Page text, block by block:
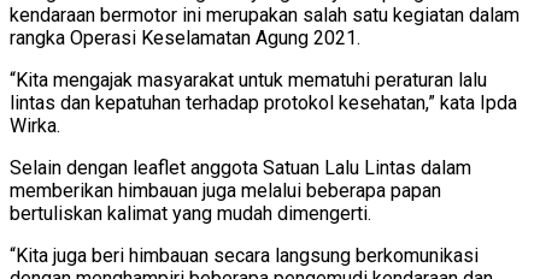
kendaraan bermotor ini merupakan salah satu kegiatan dalam
rangka Operasi Keselamatan Agung 2021.
“Kita mengajak masyarakat untuk mematuhi peraturan lalu
lintas dan kepatuhan terhadap protokol kesehatan,” kata Ipda
Wirka.
Selain dengan leaflet anggota Satuan Lalu Lintas dalam
memberikan himbauan juga melalui beberapa papan
bertuliskan kalimat yang mudah dimengerti.
“Kita juga beri himbauan secara langsung berkomunikasi